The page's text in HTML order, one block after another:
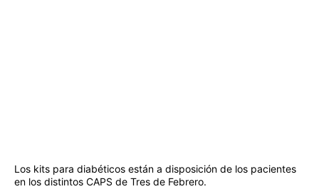
Los kits para diabéticos están a disposición de los pacientes
en los distintos CAPS de Tres de Febrero.